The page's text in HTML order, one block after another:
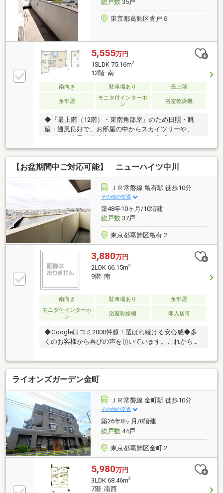
ください。
総戸数35戸
東京都葛飾区青戸６
5,555万円
1SLDK 75.16m2
12階 南
南向き 駐車場あり 最上階
角部屋
モニタ付インターホ
ン
浴室乾燥機
◆『最上階（12階）・東南角部屋』のため日照・眺
望・通風良好で、お部屋の中からスカイツリーや、煌
（２）SLDK＋WIC＋ロフト』のゆったりとした贅沢な
間取り◆「吹抜け」のある大空間が広がるリビングダ
イニングは、温かな陽射しが注ぎ、明るく開放感に溢
れます◆令和2年7月に一部リフォーム工事（クロス・
CF張替え等）実施◆「青砥駅徒歩9分」の通勤・通
学・買物に便利な好立地◆小・中学校や公園、病院も
近く、『子育て』にも最適な住環境◆自然を身近に感
じることができ、「成田空港」へのアクセスも楽々可
能～是非『実際の目』でご確認ください！！～
【お盆期間中ご対応可能】 ニューハイツ中川
ＪＲ常磐線 亀有駅 徒歩10分
その他の交通
築48年10ヶ月/10階建
総戸数37戸
東京都葛飾区亀有２
3,880万円
2LDK 66.15m2
9階 南
南向き 駐車場あり
角部屋
モニタ付インターホ
ン
浴室乾燥機 即入居可
◆Google口コミ2000件超！選ばれ続ける安心感◆多
くのお客様から喜びの声を頂いています。これからも
す。◆購入はゴールではなく幸せな未来へのスタート
◆住み始めてからの不安や悩みも、TOHO HOUSE
CLUBが将来サポート。お客様一人ひとりの安心を守る
ため、いつもずっと人生に寄り添い、豊かな未来を支
え続けます。◆ローン相談大歓迎！頭金0円からの購
入も可能◆将来のライフイベントを見据え、無理のな
い資金計画をプロがアドバイス。お問合せは【資料請
求】又は【フリーダイヤル】へお気軽にお問い合わせ
ください。
ライオンズガーデン金町
ＪＲ常磐線 金町駅 徒歩10分
その他の交通
築26年8ヶ月/8階建
総戸数44戸
東京都葛飾区金町２
5,980万円
3LDK 68.46m2
7階 南西